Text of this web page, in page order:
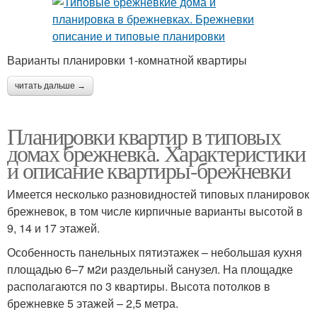
Варианты планировки 1-комнатной квартиры
читать дальше →
Планировки квартир в типовых
домах брежневка. Характеристики
и описание квартиры-брежневки
Имеется несколько разновидностей типовых планировок
брежневок, в том числе кирпичные варианты высотой в
9, 14 и 17 этажей.
Особенность панельных пятиэтажек – небольшая кухня
площадью 6–7 м2и раздельный санузел. На площадке
располагаются по 3 квартиры. Высота потолков в
брежневке 5 этажей – 2,5 метра.